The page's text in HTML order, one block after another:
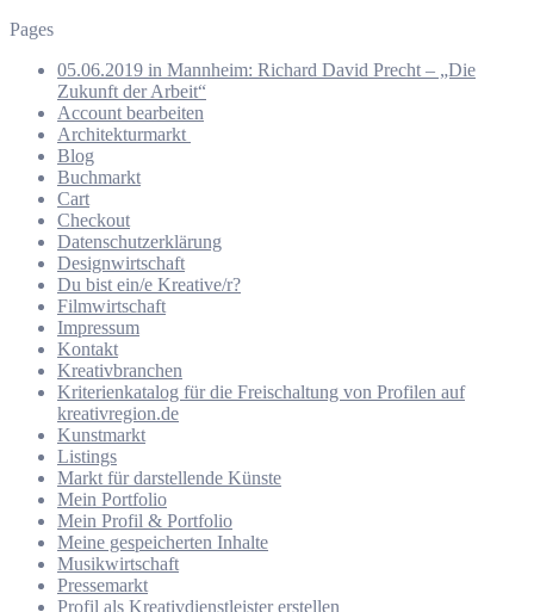
Pages
05.06.2019 in Mannheim: Richard David Precht – „Die
Zukunft der Arbeit“
Account bearbeiten
Architekturmarkt
Blog
Buchmarkt
Cart
Checkout
Datenschutzerklärung
Designwirtschaft
Du bist ein/e Kreative/r?
Filmwirtschaft
Impressum
Kontakt
Kreativbranchen
Kriterienkatalog für die Freischaltung von Profilen auf
kreativregion.de
Kunstmarkt
Listings
Markt für darstellende Künste
Mein Portfolio
Mein Profil & Portfolio
Meine gespeicherten Inhalte
Musikwirtschaft
Pressemarkt
Profil als Kreativdienstleister erstellen